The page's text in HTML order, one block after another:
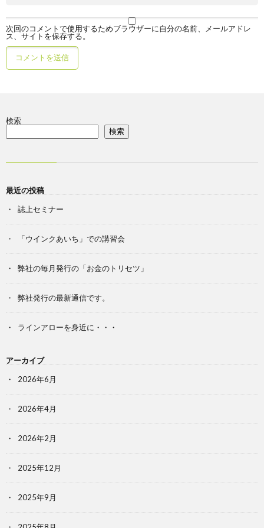
次回のコメントで使用するためブラウザーに自分の名前、メールアドレ
ス、サイトを保存する。
検索
検索
最近の投稿
誌上セミナー
「ウインクあいち」での講習会
弊社の毎月発行の「お金のトリセツ」
弊社発行の最新通信です。
ラインアローを身近に・・・
アーカイブ
2026年6月
2026年4月
2026年2月
2025年12月
2025年9月